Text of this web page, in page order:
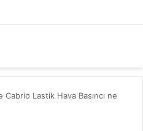
Lastik Hava Basıncı ne